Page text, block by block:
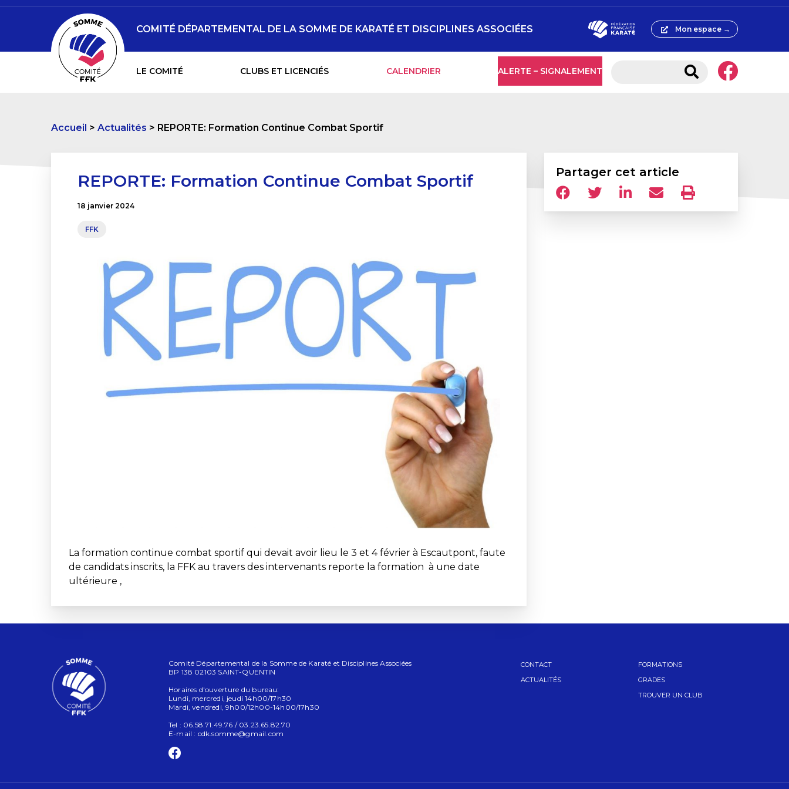
LE COMITÉ CLUBS ET LICENCIÉS CALENDRIER ALERTE – SIGNALEMENT
COMITÉ DÉPARTEMENTAL DE LA SOMME DE KARATÉ ET DISCIPLINES ASSOCIÉES Mon espace →
Accueil Actualités REPORTE: Formation Continue Combat Sportif
REPORTE: Formation Continue Combat Sportif
18 janvier 2024
FFK
La formation continue combat sportif qui devait avoir lieu le 3 et 4 février à Escautpont, faute
de candidats inscrits, la FFK au travers des intervenants reporte la formation à une date
ultérieure ,
Partager cet article
Comité Départemental de la Somme de Karaté et Disciplines Associées
BP 138 02103 SAINT-QUENTIN
Horaires d'ouverture du bureau:
Lundi, mercredi, jeudi 14h00/17h30
Mardi, vendredi, 9h00/12h00-14h00/17h30
Tel : 06.58.71.49.76 / 03.23.65.82.70
E-mail : cdk.somme@gmail.com
CONTACT
ACTUALITÉS
FORMATIONS
GRADES
TROUVER UN CLUB